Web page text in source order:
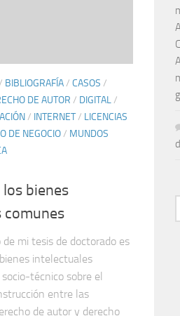
BIBLIOGRAFÍA/ CASOS /
DE AUTOR / DIGITAL/
/ INTERNET/ LICENCIAS
DE NEGOCIO/ MUNDOS
bienes
comunes
mi tesis de doctorado es
intelectuales
técnico sobre el
entre las
de autor y derecho